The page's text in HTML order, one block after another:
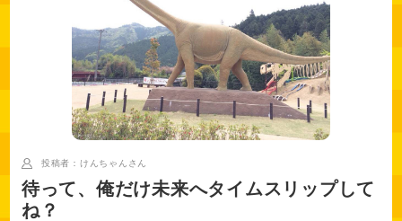
投稿者：けんちゃん さん
待って、俺だけ未来へタイムスリップして
ね？